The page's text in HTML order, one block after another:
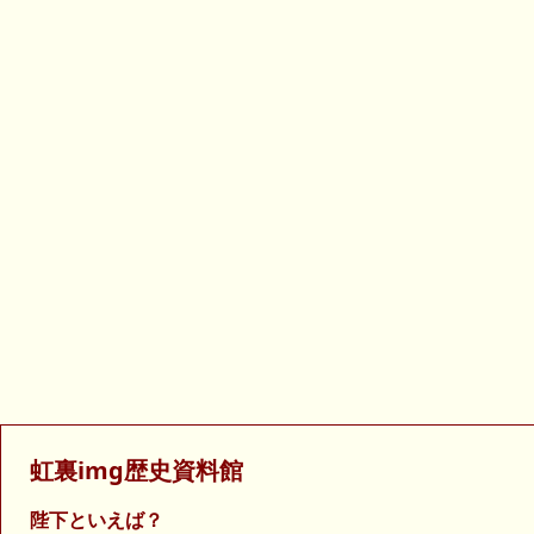
虹裏img歴史資料館
陛下といえば？